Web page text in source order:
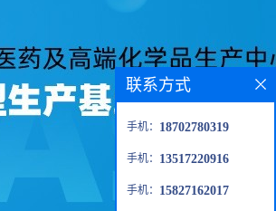
联系方式
手机： 18702780319
手机： 13517220916
手机： 15827162017